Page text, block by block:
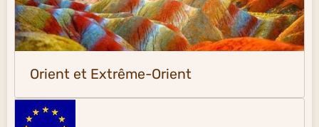
Orient et Extrême-Orient